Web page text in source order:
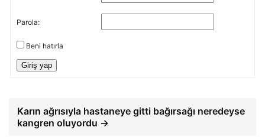
Parola:
Beni hatırla
Giriş yap
Karın ağrısıyla hastaneye gitti bağırsağı neredeyse
kangren oluyordu →